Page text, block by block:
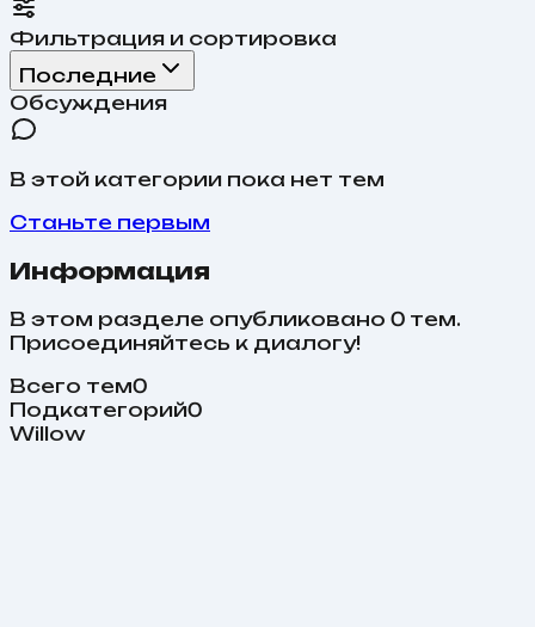
Фильтрация и сортировка
Последние
Обсуждения
В этой категории пока нет тем
Станьте первым
Информация
В этом разделе опубликовано 0 тем.
Присоединяйтесь к диалогу!
Всего тем0
Подкатегорий0
Willow